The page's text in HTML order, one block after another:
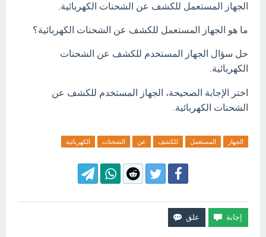
الجهاز المستعمل للكشف عن الشحنات الكهربائية.
ما هو الجهاز المستعمل للكشف عن الشحنات الكهربائية؟
حل سؤال الجهاز المستخدم للكشف عن الشحنات
الكهربائية.
اختر الإجابة الصحيحة، الجهاز المستخدم للكشف عن
الشحنات الكهربائية.
الجهاز المستعمل للكشف عن الشحنات الكهربائية